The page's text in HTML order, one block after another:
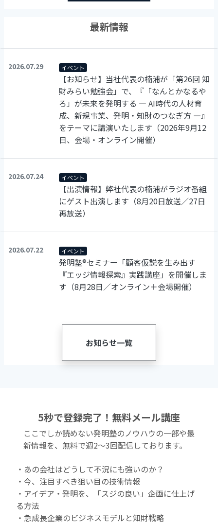
最新情報
2026.07.29 イベント
【お知らせ】当社代表の楠浦が「第26回 知
財みらい勉強会」で、『「なんとかなるや
ろ」が未来を発明する ― AI時代の人材育
成、新規事業、発明・知財のつなぎ方 ―』
をテーマに講演いたします（2026年9月12
日、会場・オンライン開催）
2026.07.24 イベント
【出演情報】弊社代表の楠浦がラジオ番組
にゲスト出演します（8月20日放送／27日
再放送）
2026.07.22 イベント
発明塾®セミナー「顧客仮説を生み出す
『エッジ情報探索』実践講座」を開催しま
す（8月28日／オンライン＋会場開催）
お知らせ一覧
5秒で登録完了！無料メール講座
ここでしか読めない発明塾のノウハウの一部や最
新情報を、無料で週2〜3回配信しております。
・あの会社はどうして不況にも強いのか？
・今、注目すべき狙い目の技術情報
・アイデア・発明を、「スジの良い」企画に仕上げ
る方法
・急成長企業のビジネスモデルと知財戦略